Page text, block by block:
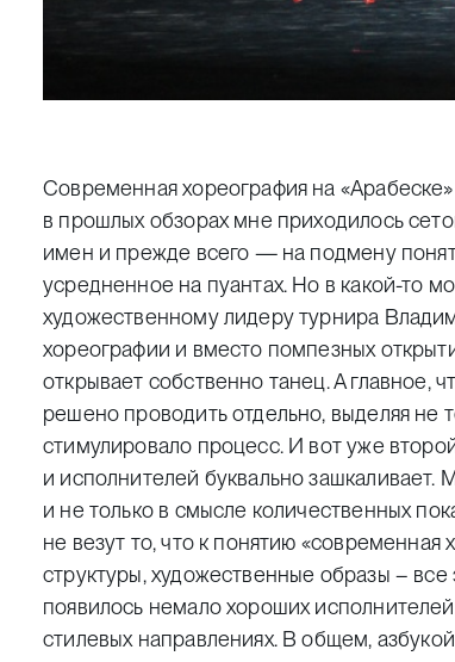
Современная хореография на
в прошлых обзорах мне приходилось
имен и прежде всего — на подмену
усредненное на пуантах. Но в какой-то
художественному лидеру турнира
хореографии и вместо помпезных
открывает собственно танец. А
решено проводить отдельно, выделяя не
стимулировало процесс. И вот уже
и исполнителей буквально зашкаливает.
и не только в смысле количественных
не везут то, что к понятию «современная
структуры, художественные образы –­
появилось немало хороших
стилевых направлениях. В общем,